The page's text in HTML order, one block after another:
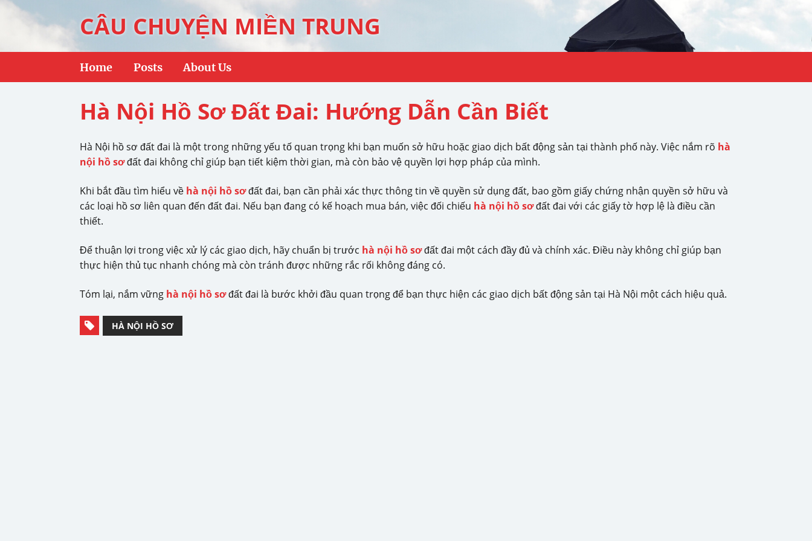
CÂU CHUYỆN MIỀN TRUNG
Home Posts About Us
Hà Nội Hồ Sơ Đất Đai: Hướng Dẫn Cần Biết
Hà Nội hồ sơ đất đai là một trong những yếu tố quan trọng khi bạn muốn sở hữu hoặc giao dịch bất động sản tại thành phố này. Việc nắm rõ hà
nội hồ sơđất đai không chỉ giúp bạn tiết kiệm thời gian, mà còn bảo vệ quyền lợi hợp pháp của mình.
Khi bắt đầu tìm hiểu về hà nội hồ sơđất đai, bạn cần phải xác thực thông tin về quyền sử dụng đất, bao gồm giấy chứng nhận quyền sở hữu và
các loại hồ sơ liên quan đến đất đai. Nếu bạn đang có kế hoạch mua bán, việc đối chiếu hà nội hồ sơđất đai với các giấy tờ hợp lệ là điều cần
thiết.
Để thuận lợi trong việc xử lý các giao dịch, hãy chuẩn bị trước hà nội hồ sơđất đai một cách đầy đủ và chính xác. Điều này không chỉ giúp bạn
thực hiện thủ tục nhanh chóng mà còn tránh được những rắc rối không đáng có.
Tóm lại, nắm vững hà nội hồ sơđất đai là bước khởi đầu quan trọng để bạn thực hiện các giao dịch bất động sản tại Hà Nội một cách hiệu quả.
HÀ NỘI HỒ SƠ